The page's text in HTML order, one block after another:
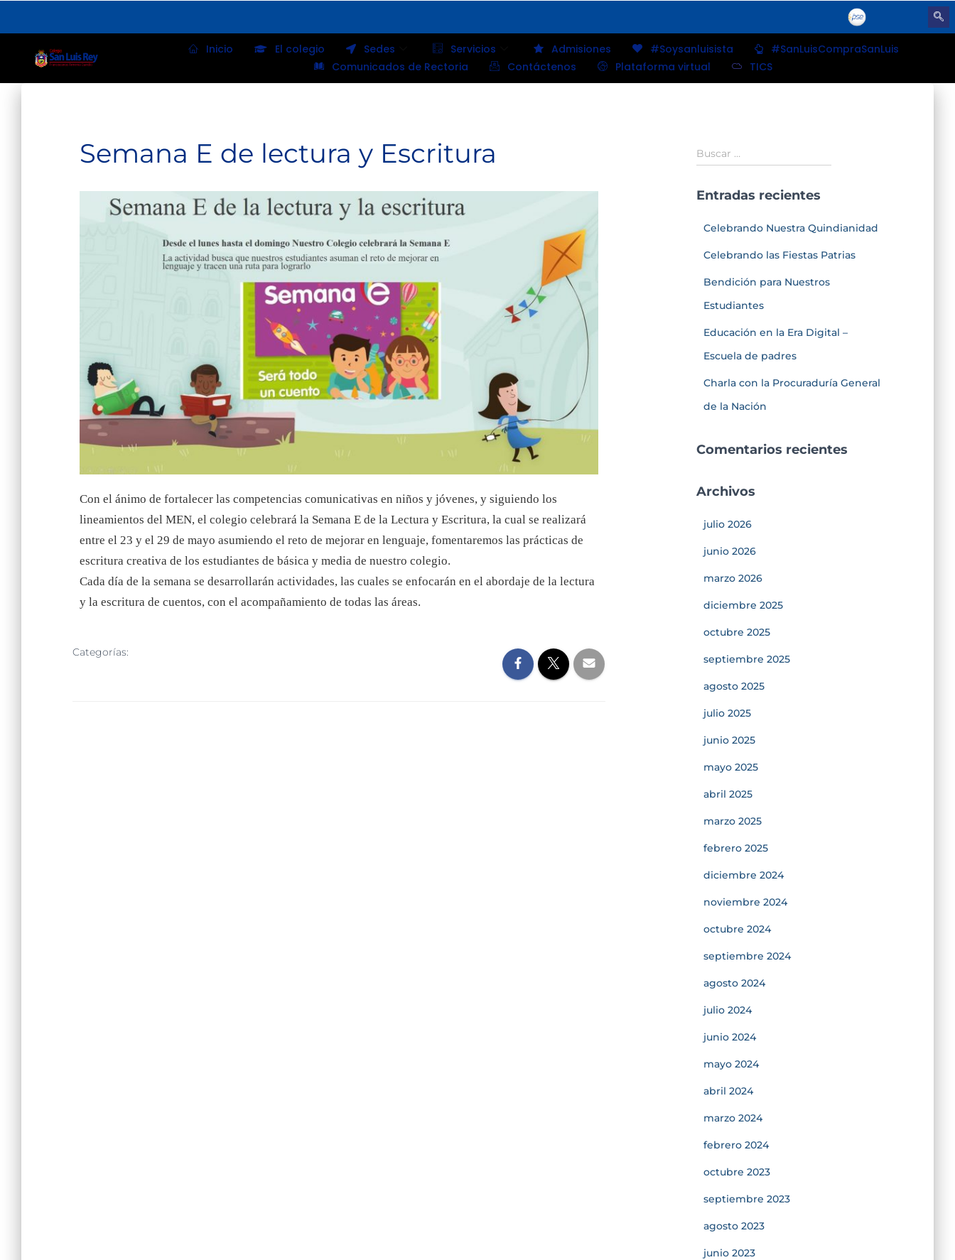
Inicio El colegio Sedes Servicios Admisiones #Soysanluisista
#SanLuisCompraSanLuis
Comunicados de Rectoria
Contáctenos Plataforma virtual TICS
Semana E de lectura y Escritura
Con el ánimo de fortalecer las competencias comunicativas en niños y jóvenes, y siguiendo los
lineamientos del MEN, el colegio celebrará la Semana E de la Lectura y Escritura, la cual se realizará
entre el 23 y el 29 de mayo asumiendo el reto de mejorar en lenguaje, fomentaremos las prácticas de
escritura creativa de los estudiantes de básica y media de nuestro colegio.
Cada día de la semana se desarrollarán actividades, las cuales se enfocarán en el abordaje de la lectura
y la escritura de cuentos, con el acompañamiento de todas las áreas.
Categorías:
Buscar …
Entradas recientes
Celebrando Nuestra Quindianidad
Celebrando las Fiestas Patrias
Bendición para Nuestros
Estudiantes
Educación en la Era Digital –
Escuela de padres
Charla con la Procuraduría General
de la Nación
Comentarios recientes
Archivos
julio 2026
junio 2026
marzo 2026
diciembre 2025
octubre 2025
septiembre 2025
agosto 2025
julio 2025
junio 2025
mayo 2025
abril 2025
marzo 2025
febrero 2025
diciembre 2024
noviembre 2024
octubre 2024
septiembre 2024
agosto 2024
julio 2024
junio 2024
mayo 2024
abril 2024
marzo 2024
febrero 2024
octubre 2023
septiembre 2023
agosto 2023
junio 2023